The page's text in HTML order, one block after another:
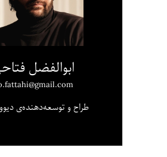
ابوالفضل
طراح و توسعه‌دهنده‌ی